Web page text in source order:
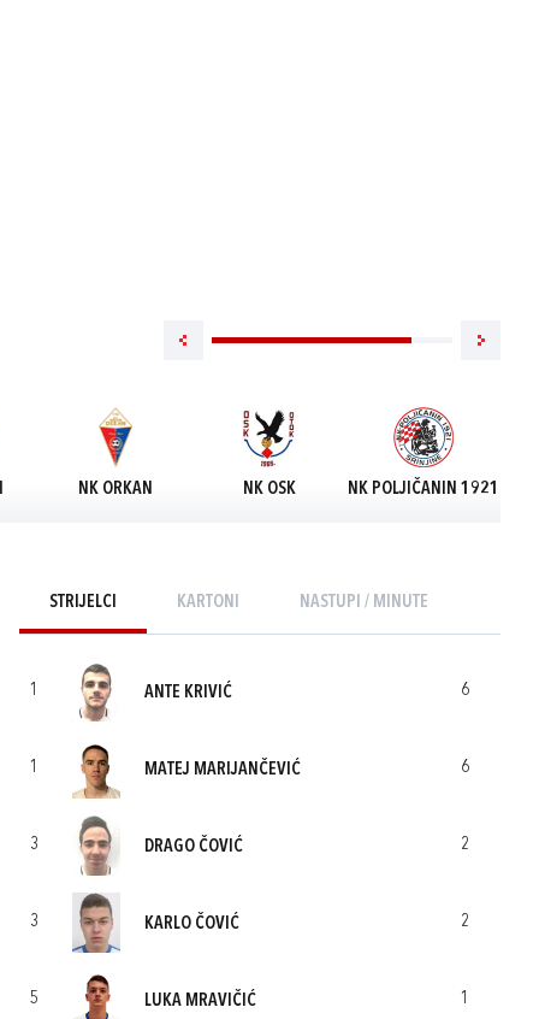
NK ORKAN NK OSK NK POLJIČANIN 1921
STRIJELCI KARTONI NASTUPI / MINUTE
1 ANTE KRIVIĆ 6
1 MATEJ MARIJANČEVIĆ 6
3 DRAGO ČOVIĆ 2
3 KARLO ČOVIĆ 2
5 LUKA MRAVIČIĆ 1